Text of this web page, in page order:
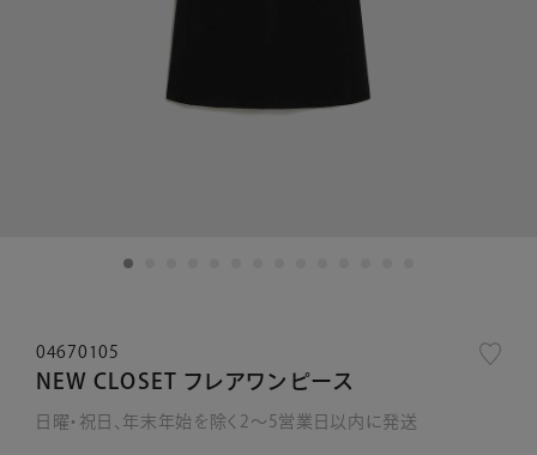
04670105
NEW CLOSET フレアワンピース
日曜・祝日、年末年始を除く2～5営業日以内に発送